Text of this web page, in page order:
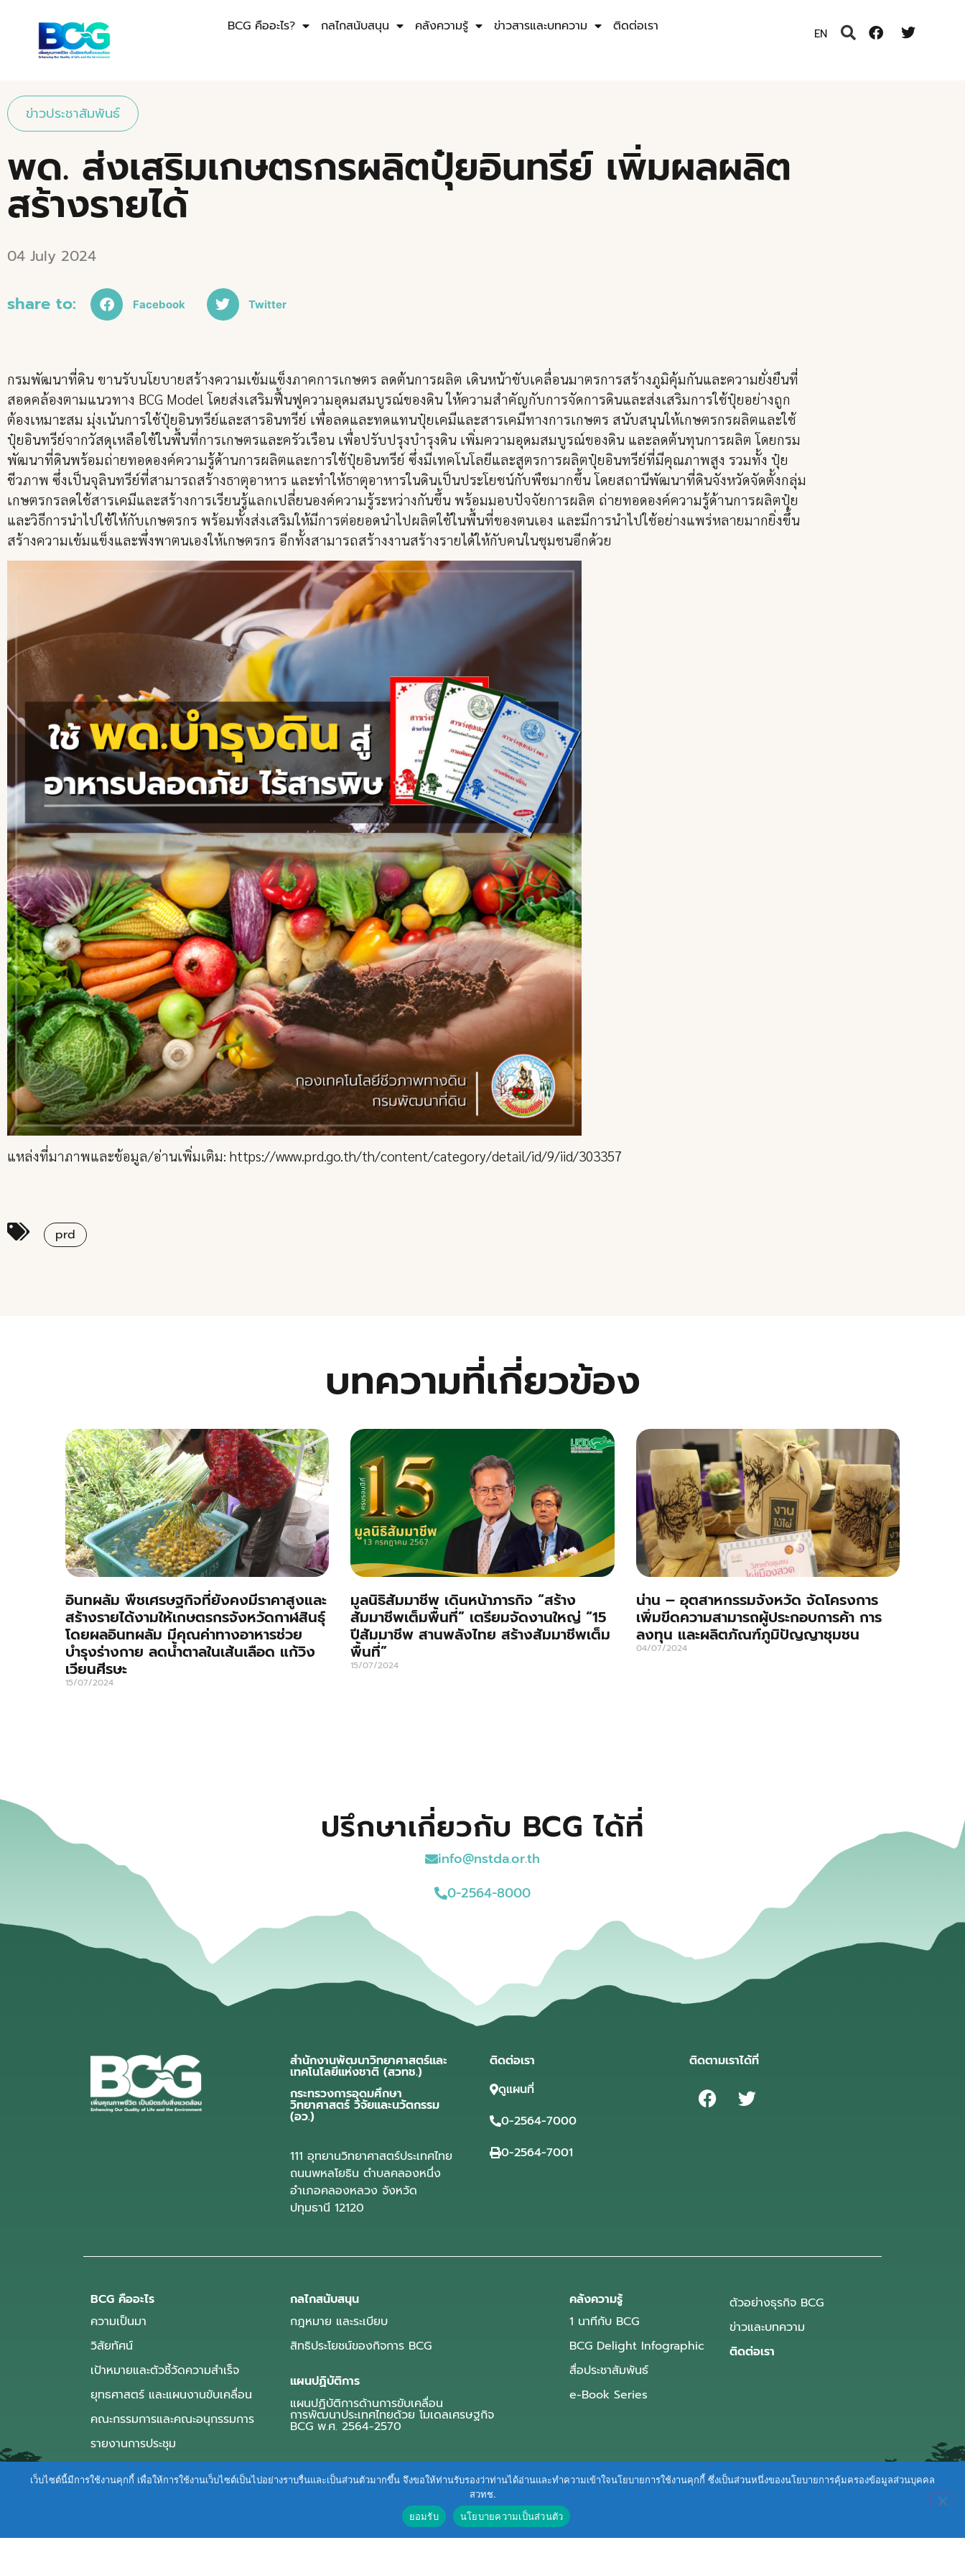
BCG คืออะไร? กลไกสนับสนุน คลังความรู้ ข่าวสารและบทความ ติดต่อเรา EN
ข่าวประชาสัมพันธ์
พด. ส่งเสริมเกษตรกรผลิตปุ๋ยอินทรีย์ เพิ่มผลผลิต
สร้างรายได้
04 July 2024
share to: Facebook Twitter
กรมพัฒนาที่ดิน ขานรับนโยบายสร้างความเข้มแข็งภาคการเกษตร ลดต้นการผลิต เดินหน้าขับเคลื่อนมาตรการสร้างภูมิคุ้มกันและความยั่งยืนที่
สอดคล้องตามแนวทาง BCG Model โดยส่งเสริมฟื้นฟูความอุดมสมบูรณ์ของดิน ให้ความสำคัญกับการจัดการดินและส่งเสริมการใช้ปุ๋ยอย่างถูก
ต้องเหมาะสม มุ่งเน้นการใช้ปุ๋ยอินทรีย์และสารอินทรีย์ เพื่อลดและทดแทนปุ๋ยเคมีและสารเคมีทางการเกษตร สนับสนุนให้เกษตรกรผลิตและใช้
ปุ๋ยอินทรีย์จากวัสดุเหลือใช้ในพื้นที่การเกษตรและครัวเรือน เพื่อปรับปรุงบำรุงดิน เพิ่มความอุดมสมบูรณ์ของดิน และลดต้นทุนการผลิต โดยกรม
พัฒนาที่ดินพร้อมถ่ายทอดองค์ความรู้ด้านการผลิตและการใช้ปุ๋ยอินทรีย์ ซึ่งมีเทคโนโลยีและสูตรการผลิตปุ๋ยอินทรีย์ที่มีคุณภาพสูง รวมทั้ง ปุ๋ย
ชีวภาพ ซึ่งเป็นจุลินทรีย์ที่สามารถสร้างธาตุอาหาร และทำให้ธาตุอาหารในดินเป็นประโยชน์กับพืชมากขึ้น โดยสถานีพัฒนาที่ดินจังหวัดจัดตั้งกลุ่ม
เกษตรกรลดใช้สารเคมีและสร้างการเรียนรู้แลกเปลี่ยนองค์ความรู้ระหว่างกันขึ้น พร้อมมอบปัจจัยการผลิต ถ่ายทอดองค์ความรู้ด้านการผลิตปุ๋ย
และวิธีการนำไปใช้ให้กับเกษตรกร พร้อมทั้งส่งเสริมให้มีการต่อยอดนำไปผลิตใช้ในพื้นที่ของตนเอง และมีการนำไปใช้อย่างแพร่หลายมากยิ่งขึ้น
สร้างความเข้มแข็งและพึ่งพาตนเองให้เกษตรกร อีกทั้งสามารถสร้างงานสร้างรายได้ให้กับคนในชุมชนอีกด้วย
แหล่งที่มาภาพและข้อมูล/อ่านเพิ่มเติม: https://www.prd.go.th/th/content/category/detail/id/9/iid/303357
prd
บทความที่เกี่ยวข้อง
อินทผลัม พืชเศรษฐกิจที่ยังคงมีราคาสูงและ
สร้างรายได้งามให้เกษตรกรจังหวัดกาฬสินธุ์
โดยผลอินทผลัม มีคุณค่าทางอาหารช่วย
บำรุงร่างกาย ลดน้ำตาลในเส้นเลือด แก้วิง
เวียนศีรษะ
15/07/2024
มูลนิธิสัมมาชีพ เดินหน้าภารกิจ “สร้าง
สัมมาชีพเต็มพื้นที่” เตรียมจัดงานใหญ่ “15
ปีสัมมาชีพ สานพลังไทย สร้างสัมมาชีพเต็ม
พื้นที่”
15/07/2024
น่าน – อุตสาหกรรมจังหวัด จัดโครงการ
เพิ่มขีดความสามารถผู้ประกอบการค้า การ
ลงทุน และผลิตภัณฑ์ภูมิปัญญาชุมชน
04/07/2024
ปรึกษาเกี่ยวกับ BCG ได้ที่
info@nstda.or.th
0-2564-8000
สำนักงานพัฒนาวิทยาศาสตร์และ
เทคโนโลยีแห่งชาติ (สวทช.)
กระทรวงการอุดมศึกษา
วิทยาศาสตร์ วิจัยและนวัตกรรม
(อว.)
111 อุทยานวิทยาศาสตร์ประเทศไทย
ถนนพหลโยธิน ตำบลคลองหนึ่ง
อำเภอคลองหลวง จังหวัด
ปทุมธานี 12120
ติดต่อเรา
ดูแผนที่
0-2564-7000
0-2564-7001
ติดตามเราได้ที่
BCG คืออะไร
ความเป็นมา
วิสัยทัศน์
เป้าหมายและตัวชี้วัดความสำเร็จ
ยุทธศาสตร์ และแผนงานขับเคลื่อน
คณะกรรมการและคณะอนุกรรมการ
รายงานการประชุม
กลไกสนับสนุน
กฎหมาย และระเบียบ
สิทธิประโยชน์ของกิจการ BCG
แผนปฏิบัติการ
แผนปฏิบัติการด้านการขับเคลื่อน
การพัฒนาประเทศไทยด้วย โมเดลเศรษฐกิจ
BCG พ.ศ. 2564-2570
คลังความรู้
1 นาทีกับ BCG
BCG Delight Infographic
สื่อประชาสัมพันธ์
e-Book Series
ตัวอย่างธุรกิจ BCG
ข่าวและบทความ
ติดต่อเรา
Terms of Service|Personal Data Protection Policy
เว็บไซต์นี้มีการใช้งานคุกกี้ เพื่อให้การใช้งานเว็บไซต์เป็นไปอย่างราบรื่นและเป็นส่วนตัวมากขึ้น จึงขอให้ท่านรับรองว่าท่านได้อ่านและทำความเข้าใจนโยบายการใช้งานคุกกี้ ซึ่งเป็นส่วนหนึ่งของนโยบายการคุ้มครองข้อมูลส่วนบุคคล
สวทช.
ยอมรับ
นโยบายความเป็นส่วนตัว